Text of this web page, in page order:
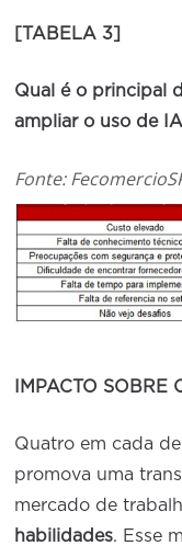
[TABELA 3]
Qual é o principal
ampliar o uso de
Fonte:
IMPACTO
Quatro em cada
promova uma
mercado de
habilidades. Esse